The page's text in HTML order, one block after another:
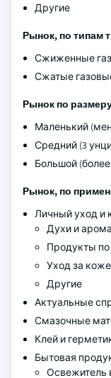
Другие
Рынок, по типам
Сжиженные
Сжатые
Рынок по
Маленький
Средний (3
Большой
Рынок, по
Личный уход и
Духи и
Продукты
Уход за
Другие
Актуальные
Смазочные
Клей и
Бытовая
Освежитель